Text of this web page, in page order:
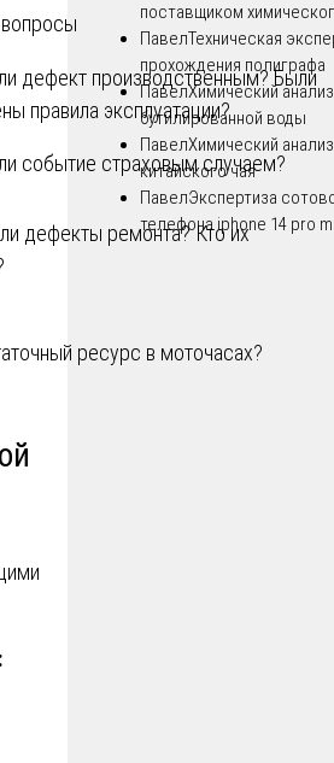
дефект производственным? Были
правила эксплуатации?
событие страховым случаем?
дефекты ремонта? Кто их
ресурс в моточасах?
поставщиком
ПавелТехническая
прохождения полиграфа
ПавелХимический анализ
бутилированной воды
ПавелХимический анализ
китайского чая
ПавелЭкспертиза
телефона iphone 14 pro